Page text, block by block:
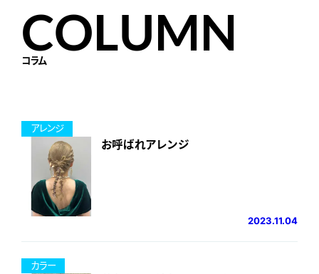
COLUMN
コラム
アレンジ
お呼ばれアレンジ
2023.11.04
カラー